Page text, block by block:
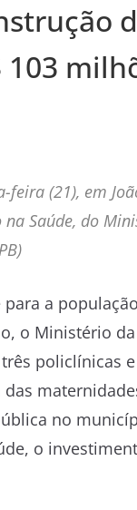
(21), em
Saúde, do
a
o Ministério
policlínicas
das
no
o